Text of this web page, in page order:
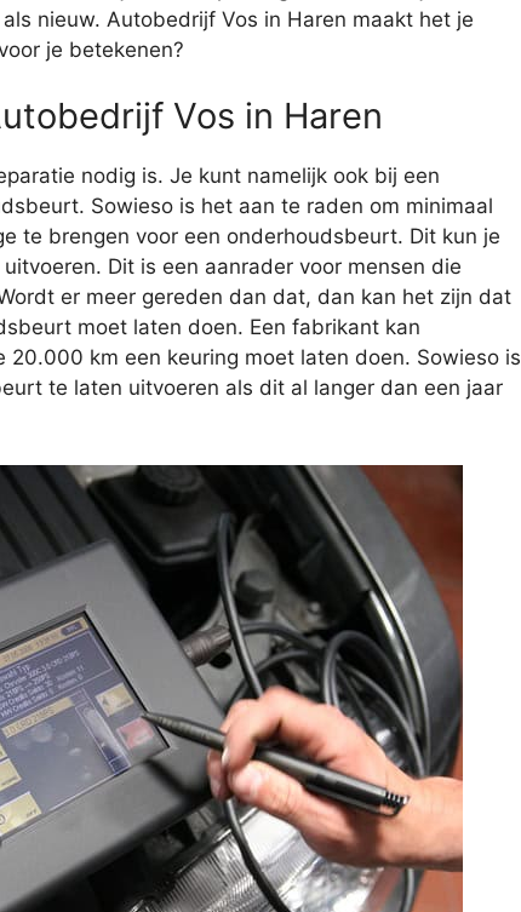
nieuw. Autobedrijf Vos in Haren maakt het je
je betekenen?
Vos in Haren
nodig is. Je kunt namelijk ook bij een
Sowieso is het aan te raden om minimaal
te brengen voor een onderhoudsbeurt. Dit kun je
Dit is een aanrader voor mensen die
er meer gereden dan dat, dan kan het zijn dat
moet laten doen. Een fabrikant kan
km een keuring moet laten doen. Sowieso is
te laten uitvoeren als dit al langer dan een jaar